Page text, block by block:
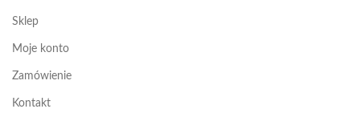
Sklep
Moje konto
Zamówienie
Kontakt